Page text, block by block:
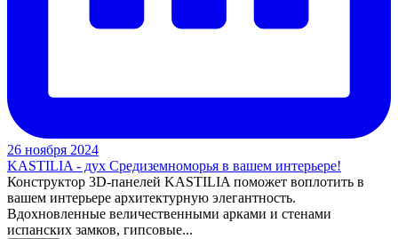
26 ноября 2024
KASTILIA - дух Средиземноморья в вашем интерьере!
Конструктор 3D-панелей KASTILIA поможет воплотить в
вашем интерьере архитектурную элегантность.
Вдохновленные величественными арками и стенами
испанских замков, гипсовые...